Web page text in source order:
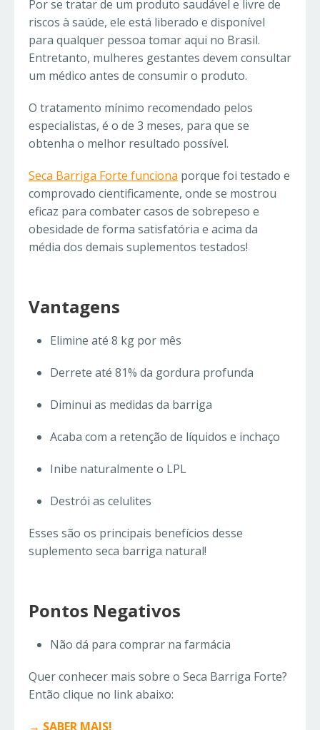
Por se tratar de um produto saudável e livre de
riscos à saúde, ele está liberado e disponível
para qualquer pessoa tomar aqui no Brasil.
Entretanto, mulheres gestantes devem consultar
um médico antes de consumir o produto.
O tratamento mínimo recomendado pelos
especialistas, é o de 3 meses, para que se
obtenha o melhor resultado possível.
Seca Barriga Forte funciona porque foi testado e
comprovado cientificamente, onde se mostrou
eficaz para combater casos de sobrepeso e
obesidade de forma satisfatória e acima da
média dos demais suplementos testados!
Vantagens
Elimine até 8 kg por mês
Derrete até 81% da gordura profunda
Diminui as medidas da barriga
Acaba com a retenção de líquidos e inchaço
Inibe naturalmente o LPL
Destrói as celulites
Esses são os principais benefícios desse
suplemento seca barriga natural!
Pontos Negativos
Não dá para comprar na farmácia
Quer conhecer mais sobre o Seca Barriga Forte?
Então clique no link abaixo:
→ SABER MAIS!